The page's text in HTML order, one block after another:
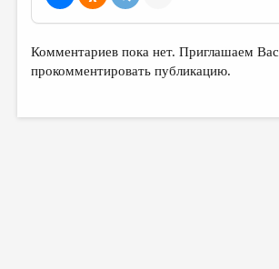
Комментариев пока нет. Приглашаем Вас
прокомментировать публикацию.